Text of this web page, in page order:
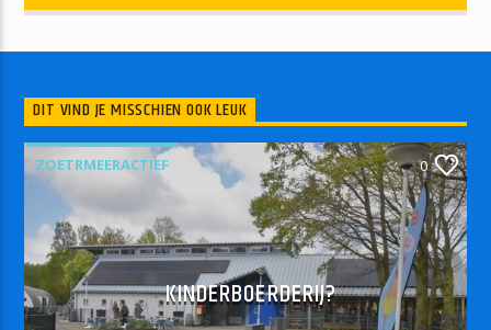
DIT VIND JE MISSCHIEN OOK LEUK
ZOETRMEERACTIEF 0
KINDERBOERDERIJ?